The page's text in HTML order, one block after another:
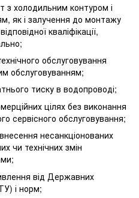
з холодильним контуром і
як і залучення до монтажу
кваліфікації,
обслуговування
обслуговуванням;
тиску в водопроводі;
цілях без виконання
сервісного обслуговування;
несанкціонованих
чи технічних змін
від Державних
і норм;